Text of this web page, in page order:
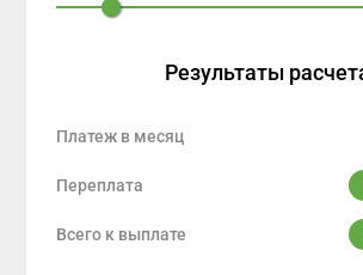
Результаты
Платеж в месяц
Переплата
Всего к выплате